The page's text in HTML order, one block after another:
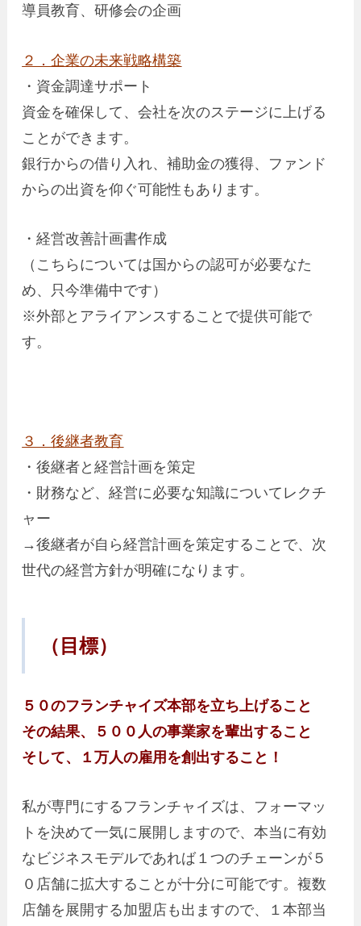
導員教育、研修会の企画
２．企業の未来戦略構築
・資金調達サポート
資金を確保して、会社を次のステージに上げる
ことができます。
銀行からの借り入れ、補助金の獲得、ファンド
からの出資を仰ぐ可能性もあります。
・経営改善計画書作成
（こちらについては国からの認可が必要なた
め、只今準備中です）
※外部とアライアンスすることで提供可能で
す。
３．後継者教育
・後継者と経営計画を策定
・財務など、経営に必要な知識についてレクチ
ャー
→後継者が自ら経営計画を策定することで、次
世代の経営方針が明確になります。
（目標）
５０のフランチャイズ本部を立ち上げること
その結果、５００人の事業家を輩出すること
そして、１万人の雇用を創出すること！
私が専門にするフランチャイズは、フォーマッ
トを決めて一気に展開しますので、本当に有効
なビジネスモデルであれば１つのチェーンが５
０店舗に拡大することが十分に可能です。複数
店舗を展開する加盟店も出ますので、１本部当